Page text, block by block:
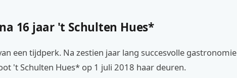
16 jaar 't Schulten Hues*
een tijdperk. Na zestien jaar lang succesvolle gastronomie
't Schulten Hues* op 1 juli 2018 haar deuren.